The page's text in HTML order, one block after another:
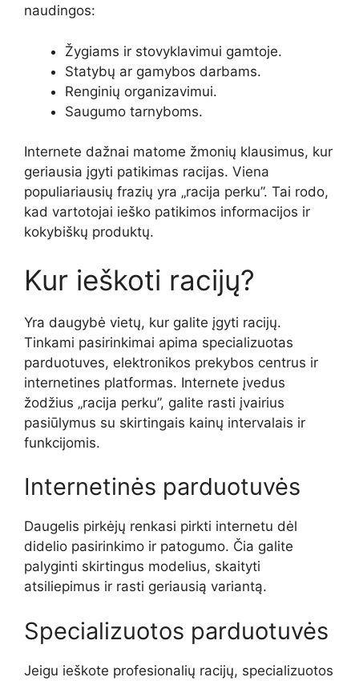
naudingos:
Žygiams ir stovyklavimui gamtoje.
Statybų ar gamybos darbams.
Renginių organizavimui.
Saugumo tarnyboms.
Internete dažnai matome žmonių klausimus, kur
geriausia įgyti patikimas racijas. Viena
populiariausių frazių yra „racija perku”. Tai rodo,
kad vartotojai ieško patikimos informacijos ir
kokybiškų produktų.
Kur ieškoti racijų?
Yra daugybė vietų, kur galite įgyti racijų.
Tinkami pasirinkimai apima specializuotas
parduotuves, elektronikos prekybos centrus ir
internetines platformas. Internete įvedus
žodžius „racija perku”, galite rasti įvairius
pasiūlymus su skirtingais kainų intervalais ir
funkcijomis.
Internetinės parduotuvės
Daugelis pirkėjų renkasi pirkti internetu dėl
didelio pasirinkimo ir patogumo. Čia galite
palyginti skirtingus modelius, skaityti
atsiliepimus ir rasti geriausią variantą.
Specializuotos parduotuvės
Jeigu ieškote profesionalių racijų, specializuotos